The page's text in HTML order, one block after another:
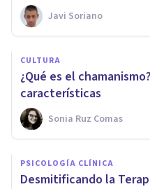
Javi Soriano
CULTURA
¿Qué es el
características
Sonia Ruz Comas
PSICOLOGÍA CLÍNICA
Desmitificando la